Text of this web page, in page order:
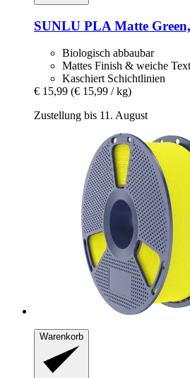
SUNLU PLA Matte
Biologisch abbaubar
Mattes Finish & weiche
Kaschiert Schichtlinien
€ 15,99 (€ 15,99 / kg)
Zustellung bis 11. August
Warenkorb